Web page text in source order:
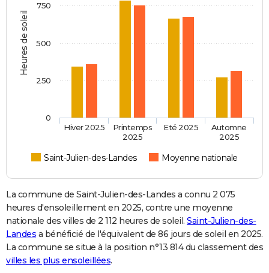
Heures de soleil
Saint-Julien-des-Landes Moyenne nationale
Hiver 2025
Printemps
2025
Eté 2025
Automne
2025
0
250
500
750
La commune de Saint-Julien-des-Landes a connu 2 075
heures d'ensoleillement en 2025, contre une moyenne
nationale des villes de 2 112 heures de soleil. Saint-Julien-des-
Landes a bénéficié de l'équivalent de 86 jours de soleil en 2025.
La commune se situe à la position n°13 814 du classement des
villes les plus ensoleillées.